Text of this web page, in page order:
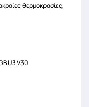
θερμοκρασίες,
U3 V30